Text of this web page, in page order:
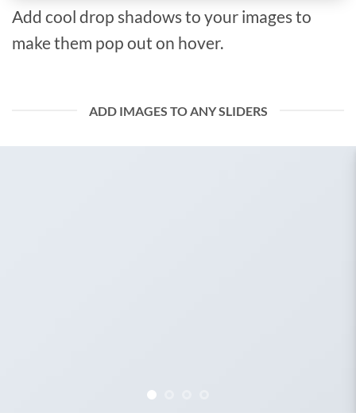
Add cool drop shadows to your images to
make them pop out on hover.
ADD IMAGES TO ANY SLIDERS